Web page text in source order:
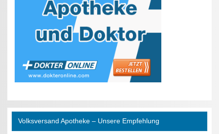
Volksversand Apotheke – Unsere Empfehlung